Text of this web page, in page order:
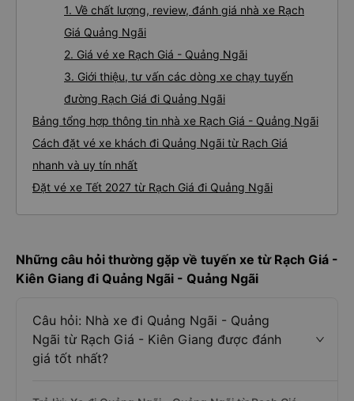
1. Về chất lượng, review, đánh giá nhà xe Rạch
Giá Quảng Ngãi
2. Giá vé xe Rạch Giá - Quảng Ngãi
3. Giới thiệu, tư vấn các dòng xe chạy tuyến
đường Rạch Giá đi Quảng Ngãi
Bảng tổng hợp thông tin nhà xe Rạch Giá - Quảng Ngãi
Cách đặt vé xe khách đi Quảng Ngãi từ Rạch Giá
nhanh và uy tín nhất
Đặt vé xe Tết 2027 từ Rạch Giá đi Quảng Ngãi
Những câu hỏi thường gặp về tuyến xe từ Rạch Giá -
Kiên Giang đi Quảng Ngãi - Quảng Ngãi
Câu hỏi: Nhà xe đi Quảng Ngãi - Quảng
Ngãi từ Rạch Giá - Kiên Giang được đánh
giá tốt nhất?